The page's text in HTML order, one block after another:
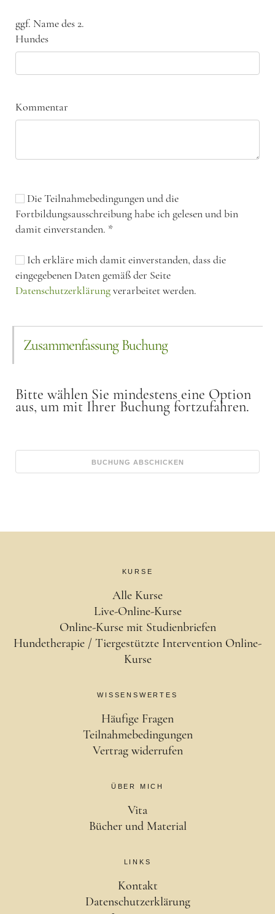
ggf. Name des 2.
Hundes
Kommentar
Die Teilnahmebedingungen und die
Fortbildungsausschreibung habe ich gelesen und bin
damit einverstanden. *
Ich erkläre mich damit einverstanden, dass die
eingegebenen Daten gemäß der Seite
Datenschutzerklärungverarbeitet werden.
Zusammenfassung Buchung
Bitte wählen Sie mindestens eine Option
aus, um mit Ihrer Buchung fortzufahren.
KURSE
Alle Kurse
Live-Online-Kurse
Online-Kurse mit Studienbriefen
Hundetherapie / Tiergestützte Intervention Online-
Kurse
WISSENSWERTES
Häufige Fragen
Teilnahmebedingungen
Vertrag widerrufen
ÜBER MICH
Vita
Bücher und Material
LINKS
Kontakt
Datenschutzerklärung